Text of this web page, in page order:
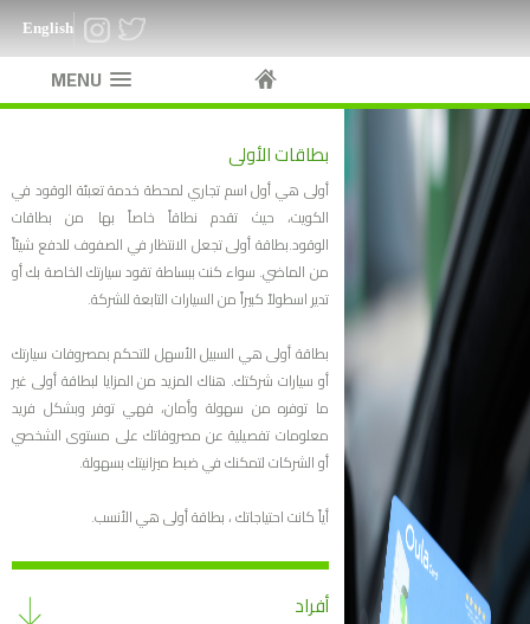
MENU
English
بطاقات الأولى
أولى هي أول اسم تجاري لمحطة خدمة تعبئة الوقود في
الكويت، حيث تقدم نطاقاً خاصاً بها من بطاقات
الوقود.بطاقة أولى تجعل الانتظار في الصفوف للدفع شيئاً
من الماضي. سواء كنت ببساطة تقود سيارتك الخاصة بك أو
تدير اسطولاً كبيراً من السيارات التابعة للشركة.
بطاقة أولى هي السبيل الأسهل للتحكم بمصروفات سيارتك
أو سيارات شركتك. هناك المزيد من المزايا لبطاقة أولى غير
ما توفره من سهولة وأمان، فهي توفر وبشكل فريد
معلومات تفصيلية عن مصروفاتك على مستوى الشخصي
أو الشركات لتمكنك في ضبط ميزانيتك بسهولة.
أياً كانت احتياجاتك ، بطاقة أولى هي الأنسب.
أفراد